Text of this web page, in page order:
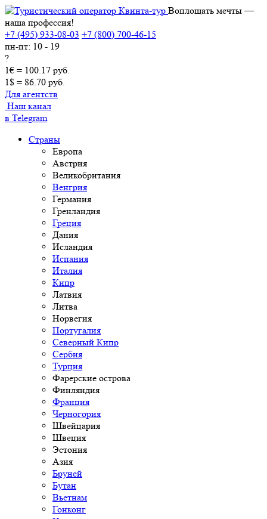
Воплощать мечты —
наша профессия!
+7 (495) 933-08-03 +7 (800) 700-46-15
пн-пт: 10 - 19
?
1€ = 100.17 руб.
1$ = 86.70 руб.
Для агентств
Наш канал
в Telegram
Страны
Европа
Австрия
Великобритания
Венгрия
Германия
Гренландия
Греция
Дания
Исландия
Испания
Италия
Кипр
Латвия
Литва
Норвегия
Португалия
Северный Кипр
Сербия
Турция
Фарерские острова
Финляндия
Франция
Черногория
Швейцария
Швеция
Эстония
Азия
Бруней
Бутан
Вьетнам
Гонконг